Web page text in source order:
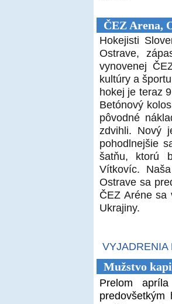
ČEZ Arena,
Hokejisti
Ostrave,
vynovenej
kultúry a
hokej je teraz
Betónový
pôvodné
zdvihli. Nový
pohodlnejšie
šatňu, ktorú
Vítkovíc.
Ostrave sa
ČEZ Aréne
Ukrajiny.
VYJADRENIA
Mužstvo
Prelom